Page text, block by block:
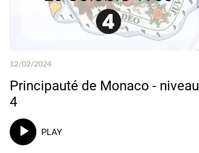
12/02/2024
Principauté de Monaco - niveau
4
PLAY